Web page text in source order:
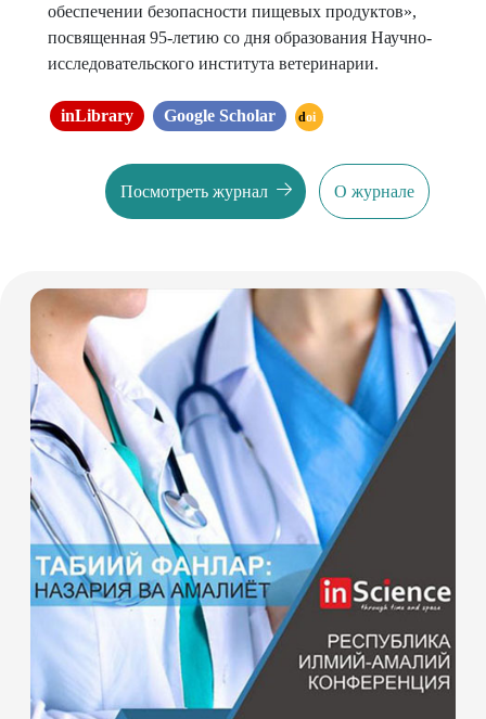
обеспечении безопасности пищевых продуктов»,
посвященная 95-летию со дня образования Научно-
исследовательского института ветеринарии.
inLibrary Google Scholar doi
Посмотреть журнал О журнале